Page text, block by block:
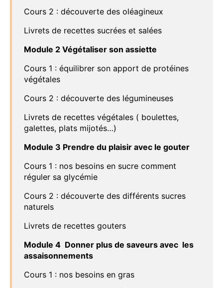
Cours 2 : découverte des oléagineux
Livrets de recettes sucrées et salées
Module 2 Végétaliser son assiette
Cours 1 : équilibrer son apport de protéines
végétales
Cours 2 : découverte des légumineuses
Livrets de recettes végétales ( boulettes,
galettes, plats mijotés…)
Module 3 Prendre du plaisir avec le gouter
Cours 1 : nos besoins en sucre comment
réguler sa glycémie
Cours 2 : découverte des différents sucres
naturels
Livrets de recettes gouters
Module 4 Donner plus de saveurs avec les
assaisonnements
Cours 1 : nos besoins en gras